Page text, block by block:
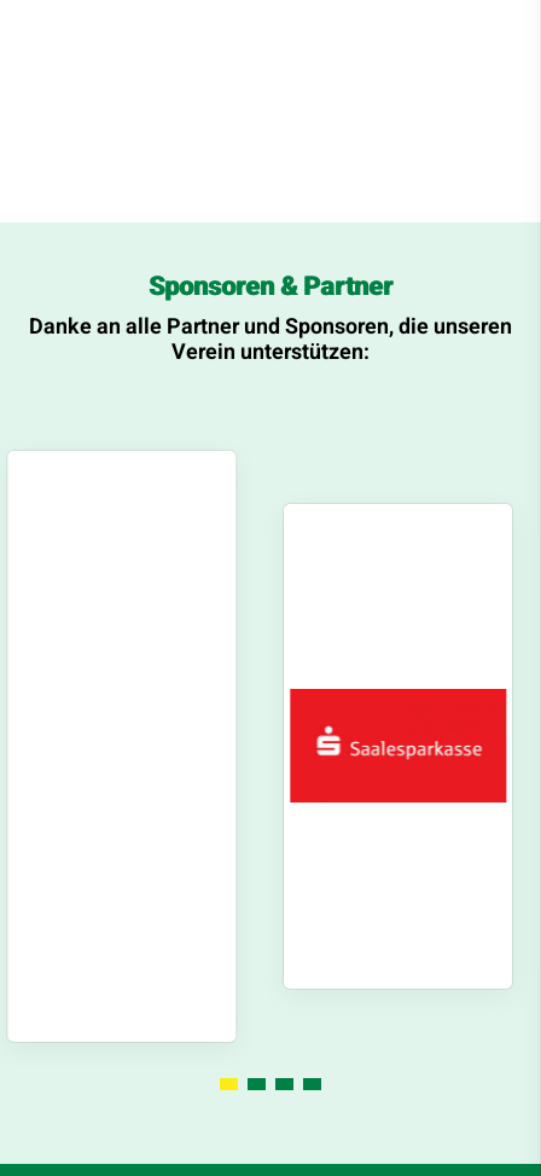
Sponsoren & Partner
Danke an alle Partner und Sponsoren, die unseren
Verein unterstützen: